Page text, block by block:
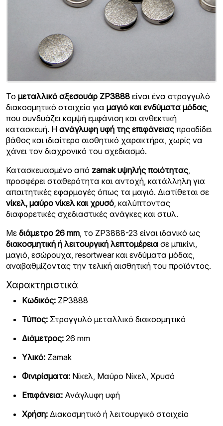
Το μεταλλικό αξεσουάρ ZP3888 είναι ένα στρογγυλό
διακοσμητικό στοιχείο για μαγιό και ενδύματα μόδας,
που συνδυάζει κομψή εμφάνιση και ανθεκτική
κατασκευή. Η ανάγλυφη υφή της επιφάνειας προσδίδει
βάθος και ιδιαίτερο αισθητικό χαρακτήρα, χωρίς να
χάνει τον διαχρονικό του σχεδιασμό.
Κατασκευασμένο από zamak υψηλής ποιότητας,
προσφέρει σταθερότητα και αντοχή, κατάλληλη για
απαιτητικές εφαρμογές όπως τα μαγιό. Διατίθεται σε
νίκελ, μαύρο νίκελ και χρυσό, καλύπτοντας
διαφορετικές σχεδιαστικές ανάγκες και στυλ.
Με διάμετρο 26 mm, το ZP3888-23 είναι ιδανικό ως
διακοσμητική ή λειτουργική λεπτομέρεια σε μπικίνι,
μαγιό, εσώρουχα, resortwear και ενδύματα μόδας,
αναβαθμίζοντας την τελική αισθητική του προϊόντος.
Χαρακτηριστικά
Κωδικός: ZP3888
Τύπος: Στρογγυλό μεταλλικό διακοσμητικό
Διάμετρος: 26 mm
Υλικό: Zamak
Φινιρίσματα: Νίκελ, Μαύρο Νίκελ, Χρυσό
Επιφάνεια: Ανάγλυφη υφή
Χρήση: Διακοσμητικό ή λειτουργικό στοιχείο